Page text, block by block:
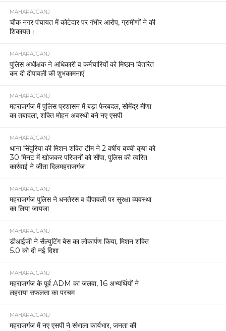
MAHARAJGANJ
चौक नगर पंचायत में कोटेदार पर गंभीर आरोप, ग्रामीणों ने की
शिकायत।
MAHARAJGANJ
पुलिस अधीक्षक ने अधिकारी व कर्मचारियों को मिष्ठान वितरित
कर दी दीपावली की शुभकामनाएं
MAHARAJGANJ
महराजगंज में पुलिस प्रशासन में बड़ा फेरबदल, सोमेंद्र मीणा
का तबादला, शक्ति मोहन अवस्थी बने नए एसपी
MAHARAJGANJ
थाना सिंदुरिया की मिशन शक्ति टीम ने 2 वर्षीय बच्ची कृषा को
30 मिनट में खोजकर परिजनों को सौंपा, पुलिस की त्वरित
कार्रवाई ने जीता दिलमहराजगंज
MAHARAJGANJ
महराजगंज पुलिस ने धनतेरस व दीपावली पर सुरक्षा व्यवस्था
का लिया जायजा
MAHARAJGANJ
डीआईजी ने सैल्युटिंग बेस का लोकार्पण किया, मिशन शक्ति
5.0 को दी नई दिशा
MAHARAJGANJ
महराजगंज के पूर्व ADM का जलवा, 16 अभ्यर्थियों ने
लहराया सफलता का परचम
MAHARAJGANJ
महराजगंज में नए एसपी ने संभाला कार्यभार, जनता की